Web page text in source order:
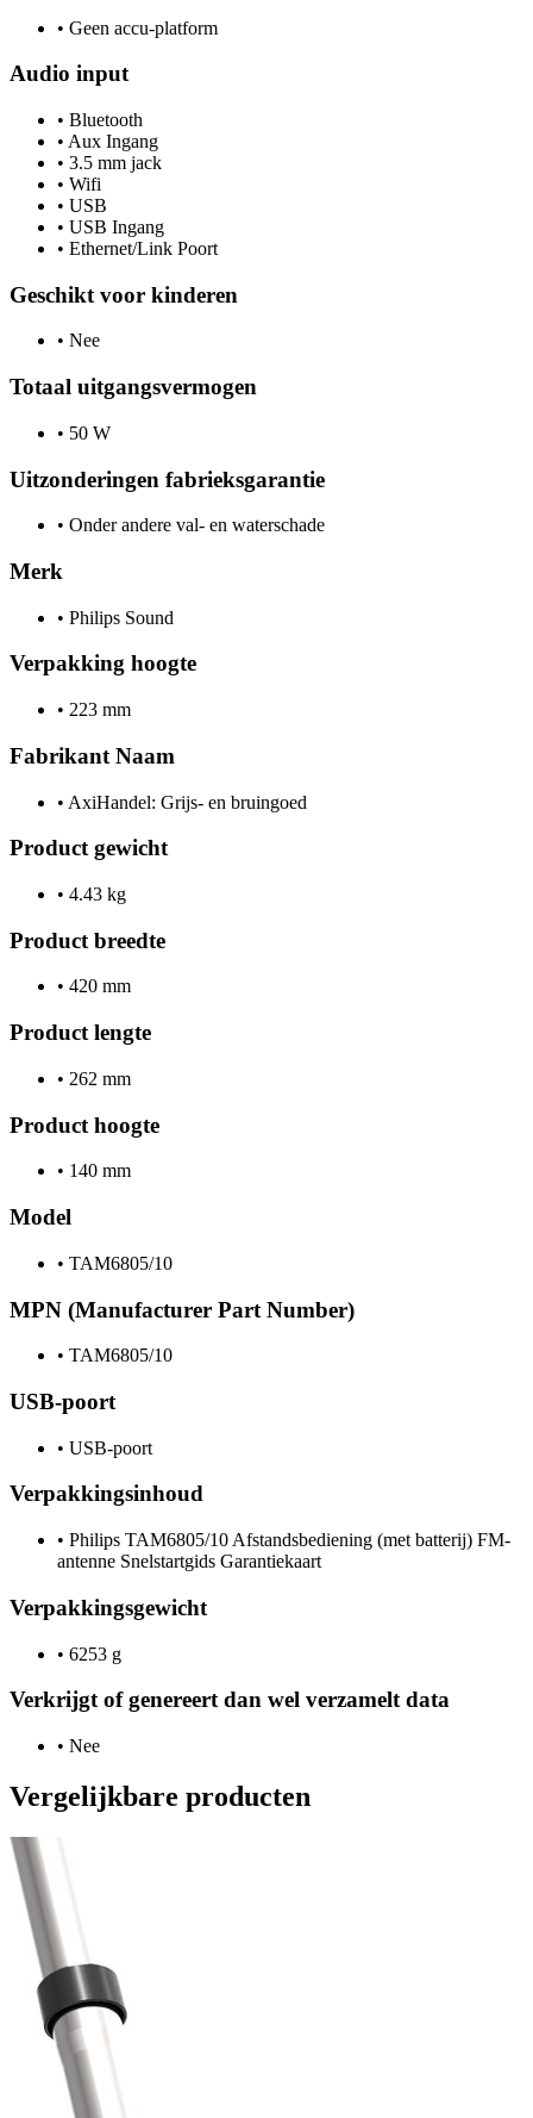
• Geen accu-platform
Audio input
• Bluetooth
• Aux Ingang
• 3.5 mm jack
• Wifi
• USB
• USB Ingang
• Ethernet/Link Poort
Geschikt voor kinderen
• Nee
Totaal uitgangsvermogen
• 50 W
Uitzonderingen fabrieksgarantie
• Onder andere val- en waterschade
Merk
• Philips Sound
Verpakking hoogte
• 223 mm
Fabrikant Naam
• AxiHandel: Grijs- en bruingoed
Product gewicht
• 4.43 kg
Product breedte
• 420 mm
Product lengte
• 262 mm
Product hoogte
• 140 mm
Model
• TAM6805/10
MPN (Manufacturer Part Number)
• TAM6805/10
USB-poort
• USB-poort
Verpakkingsinhoud
• Philips TAM6805/10 Afstandsbediening (met batterij) FM-
antenne Snelstartgids Garantiekaart
Verpakkingsgewicht
• 6253 g
Verkrijgt of genereert dan wel verzamelt data
• Nee
Vergelijkbare producten